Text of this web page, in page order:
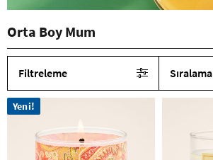
Orta Boy Mum
Filtreleme Sıralama
Yeni!